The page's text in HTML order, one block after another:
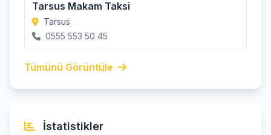
Tarsus Makam Taksi
Tarsus
0555 553 50 45
Tümünü Görüntüle
İstatistikler